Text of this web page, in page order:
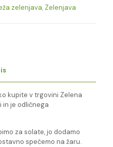
zelenjava, Zelenjava
kupite v trgovini Zelena
in je odličnega
za solate, jo dodamo
spečemo na žaru.